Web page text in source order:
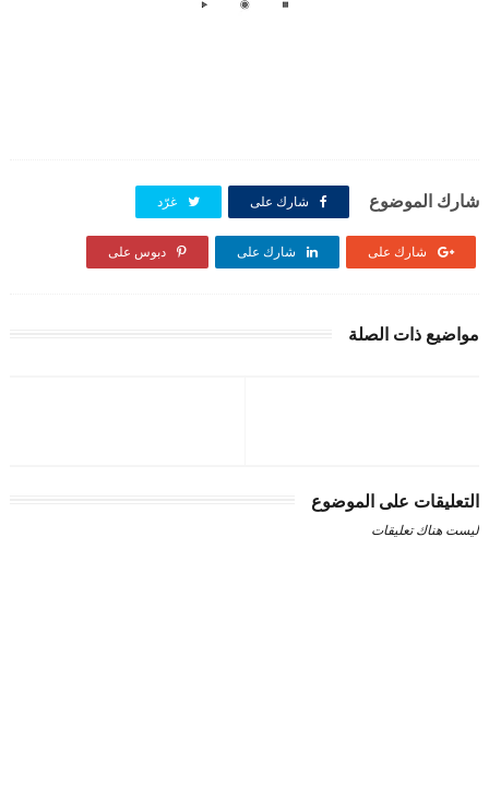
شارك الموضوع شارك على غرّد
شارك على شارك على دبوس على
مواضيع ذات الصلة
التعليقات على الموضوع
ليست هناك تعليقات